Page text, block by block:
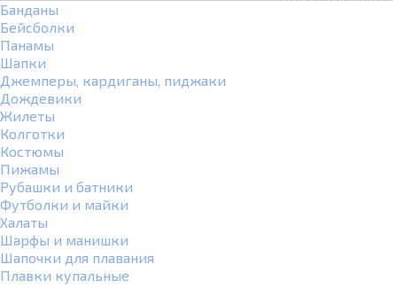
Банданы
Бейсболки
Панамы
Шапки
Джемперы, кардиганы, пиджаки
Дождевики
Жилеты
Колготки
Костюмы
Пижамы
Рубашки и батники
Футболки и майки
Халаты
Шарфы и манишки
Шапочки для плавания
Плавки купальные